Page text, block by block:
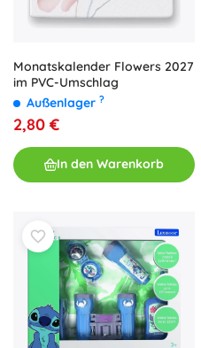
Monatskalender Flowers 2027
im PVC-Umschlag
Außenlager ?
2,80 €
In den Warenkorb